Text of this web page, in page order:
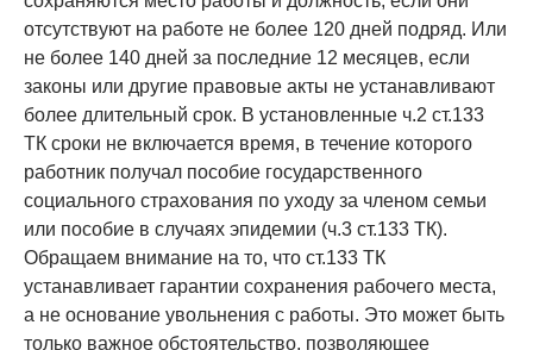
отсутствуют на работе не более 120 дней подряд. Или
не более 140 дней за последние 12 месяцев, если
законы или другие правовые акты не устанавливают
более длительный срок. В установленные ч.2 ст.133
ТК сроки не включается время, в течение которого
работник получал пособие государственного
социального страхования по уходу за членом семьи
или пособие в случаях эпидемии (ч.3 ст.133 ТК).
Обращаем внимание на то, что ст.133 ТК
устанавливает гарантии сохранения рабочего места,
а не основание увольнения с работы. Это может быть
только важное обстоятельство, позволяющее